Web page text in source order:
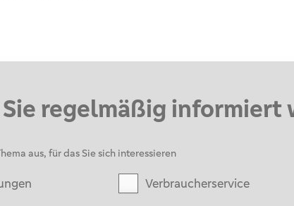
regelmäßig informiert
aus, für das Sie sich interessieren
Verbraucherservice